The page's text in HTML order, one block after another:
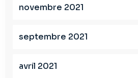
novembre 2021
septembre 2021
avril 2021